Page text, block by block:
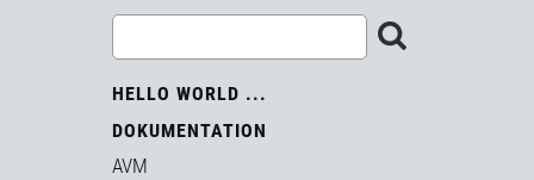
HELLO WORLD ...
DOKUMENTATION
AVM